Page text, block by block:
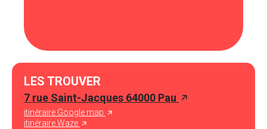
LES TROUVER
7 rue Saint-Jacques 64000 Pau
itinéraire Google map
itinéraire Waze